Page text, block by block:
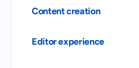
Content creation
Editor experience